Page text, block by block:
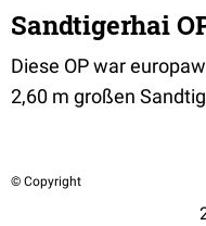
Sandtigerhai
Diese OP war
2,60 m großen
© Copyright